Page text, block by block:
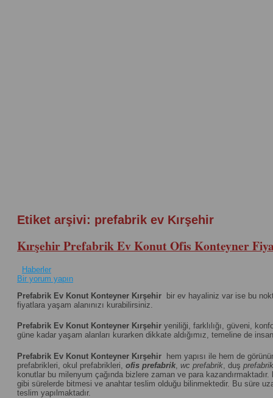
Etiket arşivi: prefabrik ev Kırşehir
Kırşehir Prefabrik Ev Konut Ofis Konteyner
Haberler
Bir yorum yapın
Prefabrik Ev Konut Konteyner Kırşehir bir ev hayaliniz var ise bu
fiyatlara yaşam alanınızı kurabilirsiniz.
Prefabrik Ev Konut Konteyner Kırşehir yeniliği, farklılığı, güveni,
güne kadar yaşam alanları kurarken dikkate aldığımız, temeline de
Prefabrik Ev Konut Konteyner Kırşehir hem yapısı ile hem de
prefabrikleri, okul prefabrikleri, ofis prefabrik, wc prefabrik , duş prefabrik
konutlar bu milenyum çağında bizlere zaman ve para kazandırmaktadır.
gibi sürelerde bitmesi ve anahtar teslim olduğu bilinmektedir. Bu süre
teslim yapılmaktadır.